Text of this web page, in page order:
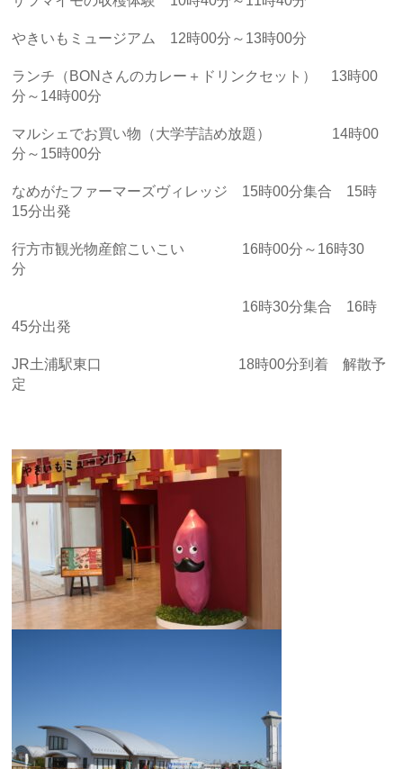
やきいもミュージアム 12時00分～13時00分
ランチ（BONさんのカレー＋ドリンクセット） 13時00
分～14時00分
マルシェでお買い物（大学芋詰め放題） 14時00
分～15時00分
なめがたファーマーズヴィレッジ 15時00分集合 15時
15分出発
行方市観光物産館こいこい 16時00分～16時30
分
16時30分集合 16時
45分出発
JR土浦駅東口 18時00分到着 解散予
定